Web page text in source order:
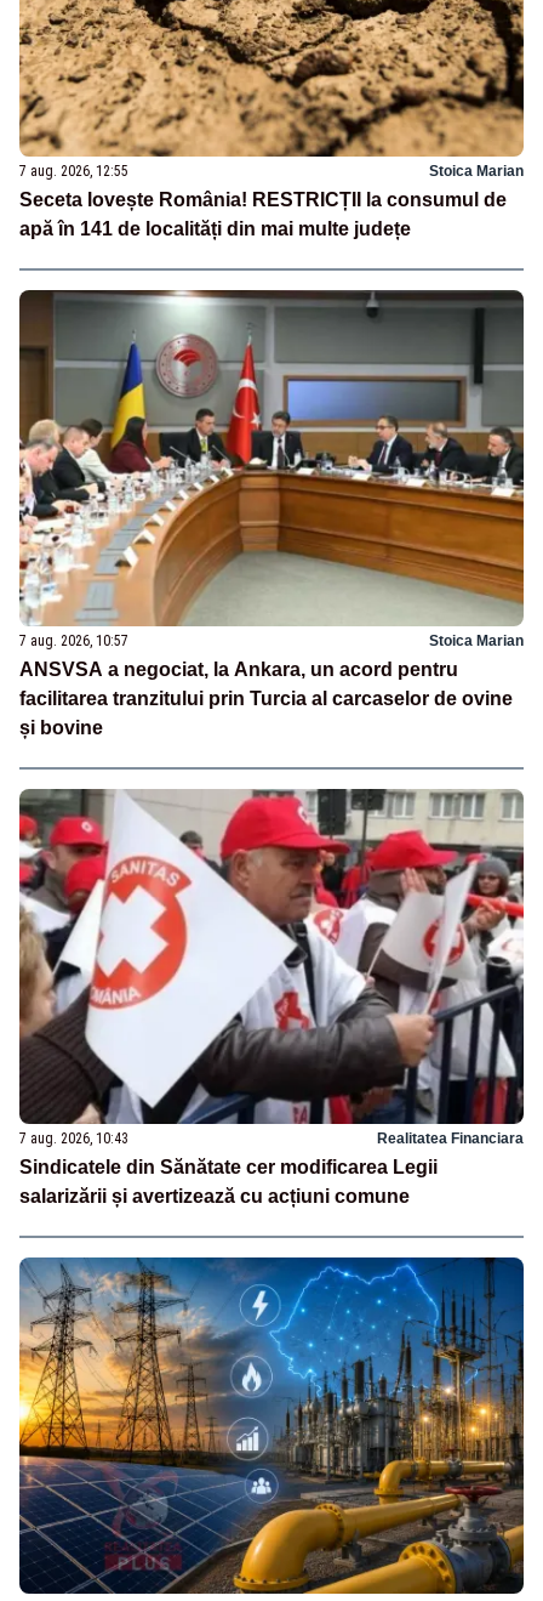
7 aug. 2026, 12:55 Stoica Marian
Seceta lovește România! RESTRICȚII la consumul de
apă în 141 de localități din mai multe județe
7 aug. 2026, 10:57 Stoica Marian
ANSVSA a negociat, la Ankara, un acord pentru
facilitarea tranzitului prin Turcia al carcaselor de ovine
și bovine
7 aug. 2026, 10:43 Realitatea Financiara
Sindicatele din Sănătate cer modificarea Legii
salarizării și avertizează cu acțiuni comune